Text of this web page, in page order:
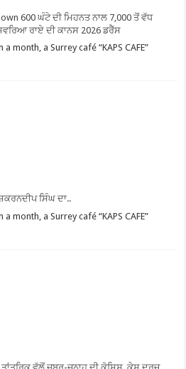
600 ਘੰਟੇ ਦੀ ਮਿਹਨਤ ਨਾਲ 7,000 ਤੋਂ ਵੱਧ
ਰਾਏ ਦੀ ਕਾਨਸ 2026 ਡਰੈੱਸ
month, a Surrey café “KAPS CAFE”
ਸਿੰਘ ਦਾ..
month, a Surrey café “KAPS CAFE”